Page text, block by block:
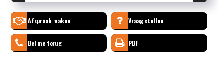
Afspraak maken Vraag stellen
Bel me terug PDF